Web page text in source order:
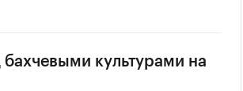
культурами на